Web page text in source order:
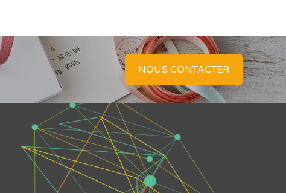
NOUS CONTACTER